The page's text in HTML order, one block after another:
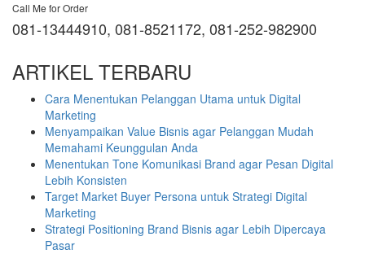
Call Me for Order
081-13444910, 081-8521172, 081-252-982900
ARTIKEL TERBARU
Cara Menentukan Pelanggan Utama untuk Digital
Marketing
Menyampaikan Value Bisnis agar Pelanggan Mudah
Memahami Keunggulan Anda
Menentukan Tone Komunikasi Brand agar Pesan Digital
Lebih Konsisten
Target Market Buyer Persona untuk Strategi Digital
Marketing
Strategi Positioning Brand Bisnis agar Lebih Dipercaya
Pasar